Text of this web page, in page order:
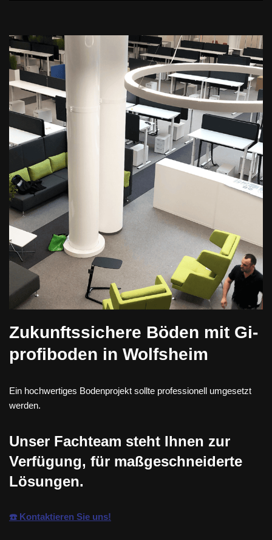
Zukunftssichere Böden mit Gi-
profiboden in Wolfsheim
Ein hochwertiges Bodenprojekt sollte professionell umgesetzt
werden.
Unser Fachteam steht Ihnen zur
Verfügung, für maßgeschneiderte
Lösungen.
☎️ Kontaktieren Sie uns!